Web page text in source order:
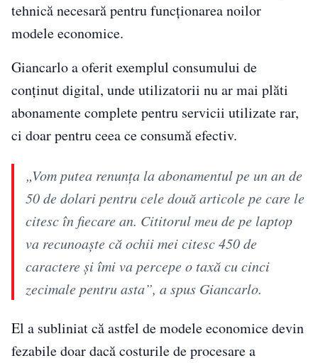
tehnică necesară pentru funcționarea noilor
modele economice.
Giancarlo a oferit exemplul consumului de
conținut digital, unde utilizatorii nu ar mai plăti
abonamente complete pentru servicii utilizate rar,
ci doar pentru ceea ce consumă efectiv.
„Vom putea renunța la abonamentul pe un an de
50 de dolari pentru cele două articole pe care le
citesc în fiecare an. Cititorul meu de pe laptop
va recunoaște că ochii mei citesc 450 de
caractere și îmi va percepe o taxă cu cinci
zecimale pentru asta”, a spus Giancarlo.
El a subliniat că astfel de modele economice devin
fezabile doar dacă costurile de procesare a